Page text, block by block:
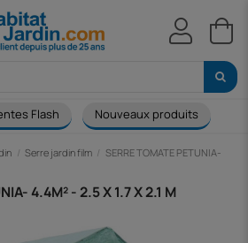
Flash Nouveaux produits
Serre jardin film SERRE TOMATE PETUNIA-
4.4M² - 2.5 X 1.7 X 2.1 M